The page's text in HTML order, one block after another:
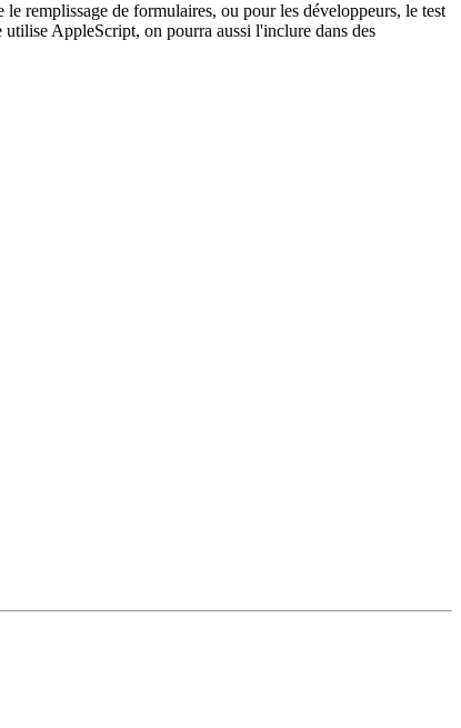
remplissage de formulaires, ou pour les développeurs, le test
AppleScript, on pourra aussi l'inclure dans des